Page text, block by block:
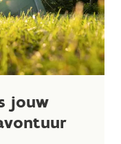
jouw